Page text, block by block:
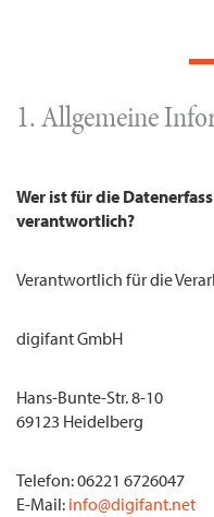
1. Allgemeine
Wer ist für die
verantwortlich?
Verantwortlich für die
digifant GmbH
Hans-Bunte-Str. 8-10
69123 Heidelberg
Telefon: 06221 6726047
E-Mail: info@digifant.net